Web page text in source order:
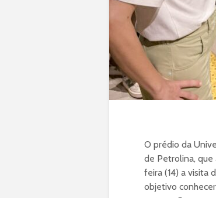
O prédio da
de Petrolina, que
feira (14) a visita
objetivo